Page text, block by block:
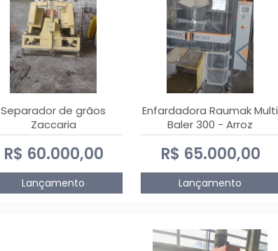
Separador de grãos
Zaccaria
R$ 60.000,00
Lançamento
Enfardadora Raumak Multi
Baler 300 - Arroz
R$ 65.000,00
Lançamento